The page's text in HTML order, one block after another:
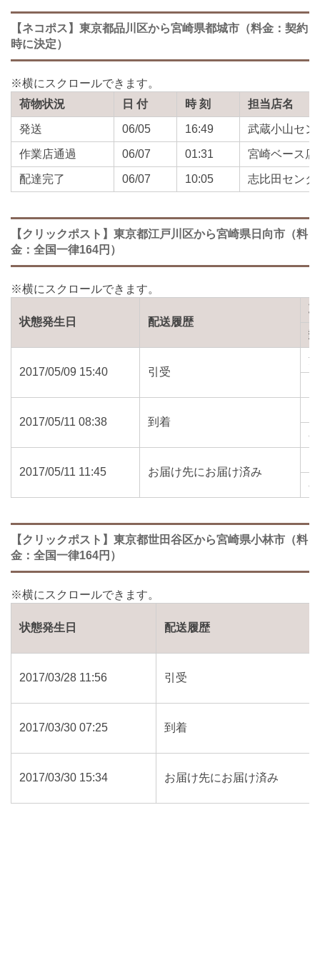
【ネコポス】東京都品川区から宮崎県都城市（料金：契約
時に決定）
荷物状況 日 付 時 刻 担当店名
発送 06/05 16:49 武蔵小山セン
作業店通過 06/07 01:31 宮崎ベース店
配達完了 06/07 10:05 志比田センタ
【クリックポスト】東京都江戸川区から宮崎県日向市（料
金：全国一律164円）
状態発生日 配送履歴
2017/05/09 15:40 引受
2017/05/11 08:38 到着
2017/05/11 11:45 お届け先にお届け済み
【クリックポスト】東京都世田谷区から宮崎県小林市（料
金：全国一律164円）
状態発生日 配送履歴
2017/03/28 11:56 引受
2017/03/30 07:25 到着
2017/03/30 15:34 お届け先にお届け済み